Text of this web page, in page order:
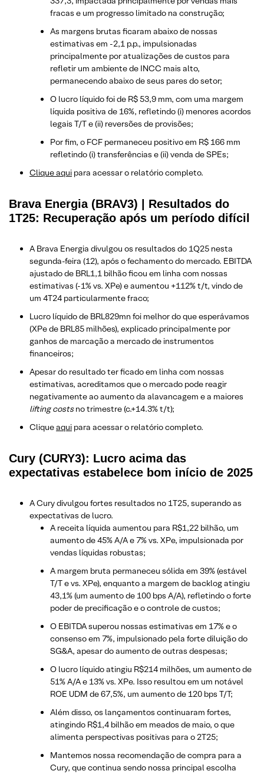
fracas e um progresso limitado na construção;
As margens brutas ficaram abaixo de nossas
estimativas em -2,1 p.p., impulsionadas
principalmente por atualizações de custos para
refletir um ambiente de INCC mais alto,
permanecendo abaixo de seus pares do setor;
O lucro líquido foi de R$ 53,9 mm, com uma margem
líquida positiva de 16%, refletindo (i) menores acordos
legais T/T e (ii) reversões de provisões;
Por fim, o FCF permaneceu positivo em R$ 166 mm
refletindo (i) transferências e (ii) venda de SPEs;
Clique aqui para acessar o relatório completo.
Brava Energia (BRAV3) | Resultados do
1T25: Recuperação após um período difícil
A Brava Energia divulgou os resultados do 1Q25 nesta
segunda-feira (12), após o fechamento do mercado. EBITDA
ajustado de BRL1,1 bilhão ficou em linha com nossas
estimativas (-1% vs. XPe) e aumentou +112% t/t, vindo de
um 4T24 particularmente fraco;
Lucro líquido de BRL829mn foi melhor do que esperávamos
(XPe de BRL85 milhões), explicado principalmente por
ganhos de marcação a mercado de instrumentos
financeiros;
Apesar do resultado ter ficado em linha com nossas
estimativas, acreditamos que o mercado pode reagir
negativamente ao aumento da alavancagem e a maiores
lifting costsno trimestre (c.+14.3% t/t);
Cliqueaqui para acessar o relatório completo.
Cury (CURY3): Lucro acima das
expectativas estabelece bom início de 2025
A Cury divulgou fortes resultados no 1T25, superando as
expectativas de lucro.
A receita líquida aumentou para R$1,22 bilhão, um
aumento de 45% A/A e 7% vs. XPe, impulsionada por
vendas líquidas robustas;
A margem bruta permaneceu sólida em 39% (estável
T/T e vs. XPe), enquanto a margem de backlog atingiu
43,1% (um aumento de 100 bps A/A), refletindo o forte
poder de precificação e o controle de custos;
O EBITDA superou nossas estimativas em 17% e o
consenso em 7%, impulsionado pela forte diluição do
SG&A, apesar do aumento de outras despesas;
O lucro líquido atingiu R$214 milhões, um aumento de
51% A/A e 13% vs. XPe. Isso resultou em um notável
ROE UDM de 67,5%, um aumento de 120 bps T/T;
Além disso, os lançamentos continuaram fortes,
atingindo R$1,4 bilhão em meados de maio, o que
alimenta perspectivas positivas para o 2T25;
Mantemos nossa recomendação de compra para a
Cury, que continua sendo nossa principal escolha